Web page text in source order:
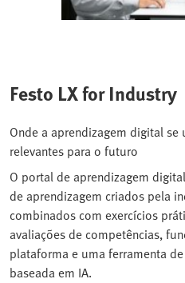
Festo LX for Industry
Onde a aprendizagem digital se
relevantes para o futuro
O portal de aprendizagem
de aprendizagem criados pela
combinados com exercícios
avaliações de competências,
plataforma e uma ferramenta
baseada em IA.